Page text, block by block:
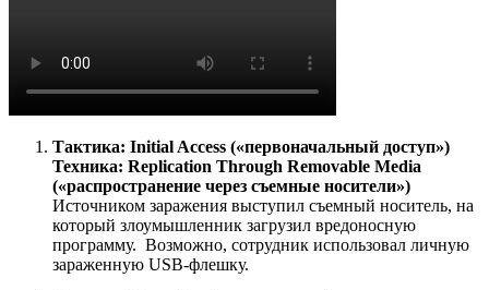
Тактика: Initial Access («первоначальный доступ»)
Техника: Replication Through Removable Media
(«распространение через съемные носители»)
Источником заражения выступил съемный носитель, на
который злоумышленник загрузил вредоносную
программу. Возможно, сотрудник использовал личную
зараженную USB-флешку.